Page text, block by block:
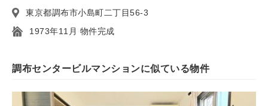
東京都調布市小島町二丁目56-3
1973年11月 物件完成
調布センタービルマンションに似ている物件